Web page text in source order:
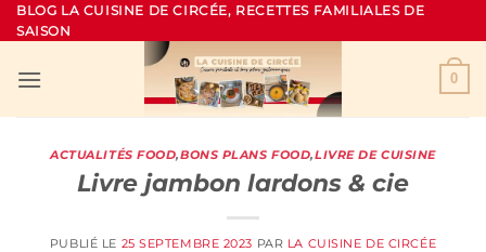
Passer
au
BLOG LA CUISINE DE CIRCÉE, RECETTES FAMILIALES DE
SAISON
0
ACTUALITÉS FOOD,BONS PLANS FOOD,LIVRE DE CUISINE
Livre jambon lardons & cie
PUBLIÉ LE 25 SEPTEMBRE 2023 PAR LA CUISINE DE CIRCÉE